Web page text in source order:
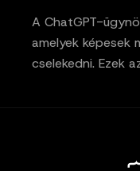
A ChatGPT-
amelyek képesek
cselekedni. Ezek